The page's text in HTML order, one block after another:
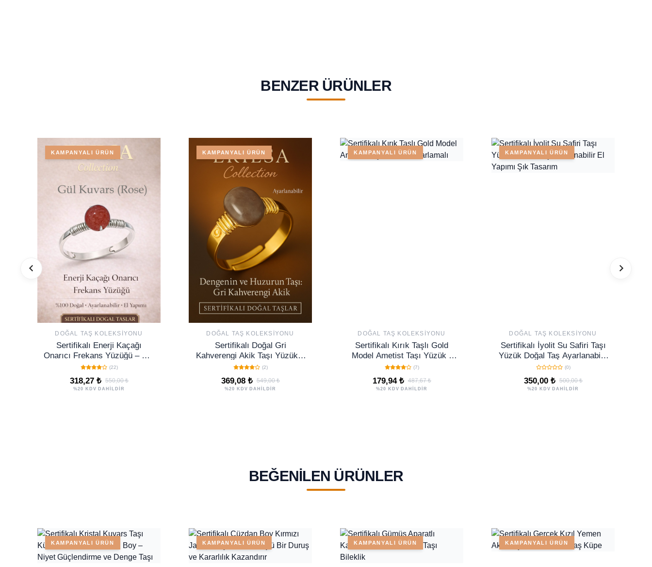
BENZER ÜRÜNLER
KAMPANYALI ÜRÜN
DOĞAL TAŞ KOLEKSIYONU
Sertifikalı Enerji Kaçağı
Onarıcı Frekans Yüzüğü – Gül
Kuvars (Rose) Ayarlamalı
Boğa Yengeç Terazi
(22)
318,27 ₺ 550,00 ₺
%20 KDV DAHİLDİR
KAMPANYALI ÜRÜN
DOĞAL TAŞ KOLEKSIYONU
Sertifikalı Doğal Gri
Kahverengi Akik Taşı Yüzük –
Kalın Tımbıl Kasa Gold Renk
Ayarlanabilir
(2)
369,08 ₺ 549,00 ₺
%20 KDV DAHİLDİR
KAMPANYALI ÜRÜN
DOĞAL TAŞ KOLEKSIYONU
Sertifikalı Kırık Taşlı Gold
Model Ametist Taşı Yüzük -
Ayarlamalı
(7)
179,94 ₺ 487,67 ₺
%20 KDV DAHİLDİR
KAMPANYALI ÜRÜN
DOĞAL TAŞ KOLEKSIYONU
Sertifikalı İyolit Su Safiri Taşı
Yüzük Doğal Taş Ayarlanabilir
El Yapımı Şık Tasarım
(0)
350,00 ₺ 500,00 ₺
%20 KDV DAHİLDİR
BEĞENILEN ÜRÜNLER
KAMPANYALI ÜRÜN KAMPANYALI ÜRÜN KAMPANYALI ÜRÜN KAMPANYALI ÜRÜN